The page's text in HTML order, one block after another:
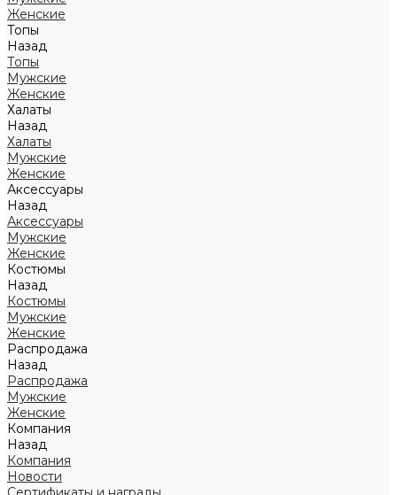
Женские
Топы
Назад
Топы
Мужские
Женские
Халаты
Назад
Халаты
Мужские
Женские
Аксессуары
Назад
Аксессуары
Мужские
Женские
Костюмы
Назад
Костюмы
Мужские
Женские
Распродажа
Назад
Распродажа
Мужские
Женские
Компания
Назад
Компания
Новости